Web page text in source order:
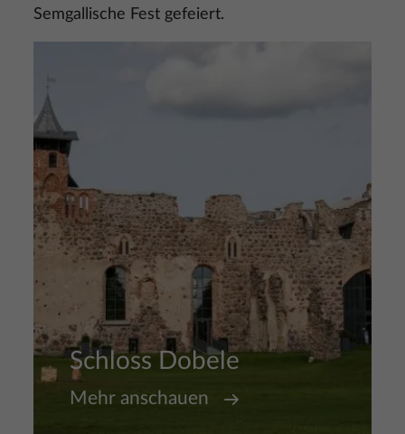
Semgallische Fest gefeiert.
Schloss Dobele
Mehr anschauen